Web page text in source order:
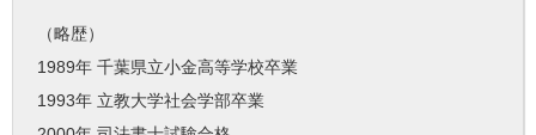
（略歴）
1989年 千葉県立小金高等学校卒業
1993年 立教大学社会学部卒業